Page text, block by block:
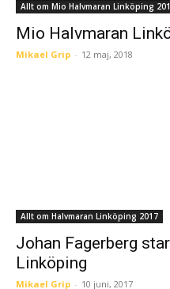
Allt om Mio Halvmaran Linköping
Mio Halvmaran
Mikael Grip - 12 maj, 2018
Allt om Halvmaran Linköping 2017
Johan Fagerberg
Linköping
Mikael Grip - 10 juni, 2017